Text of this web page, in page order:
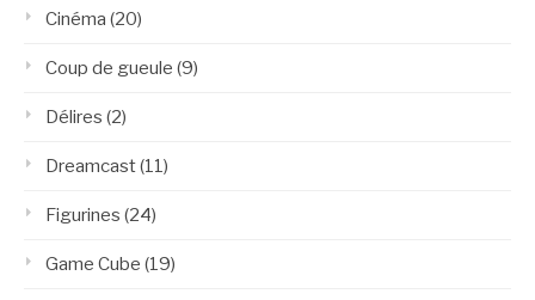
Cinéma (20)
Coup de gueule (9)
Délires (2)
Dreamcast(11)
Figurines (24)
Game Cube (19)